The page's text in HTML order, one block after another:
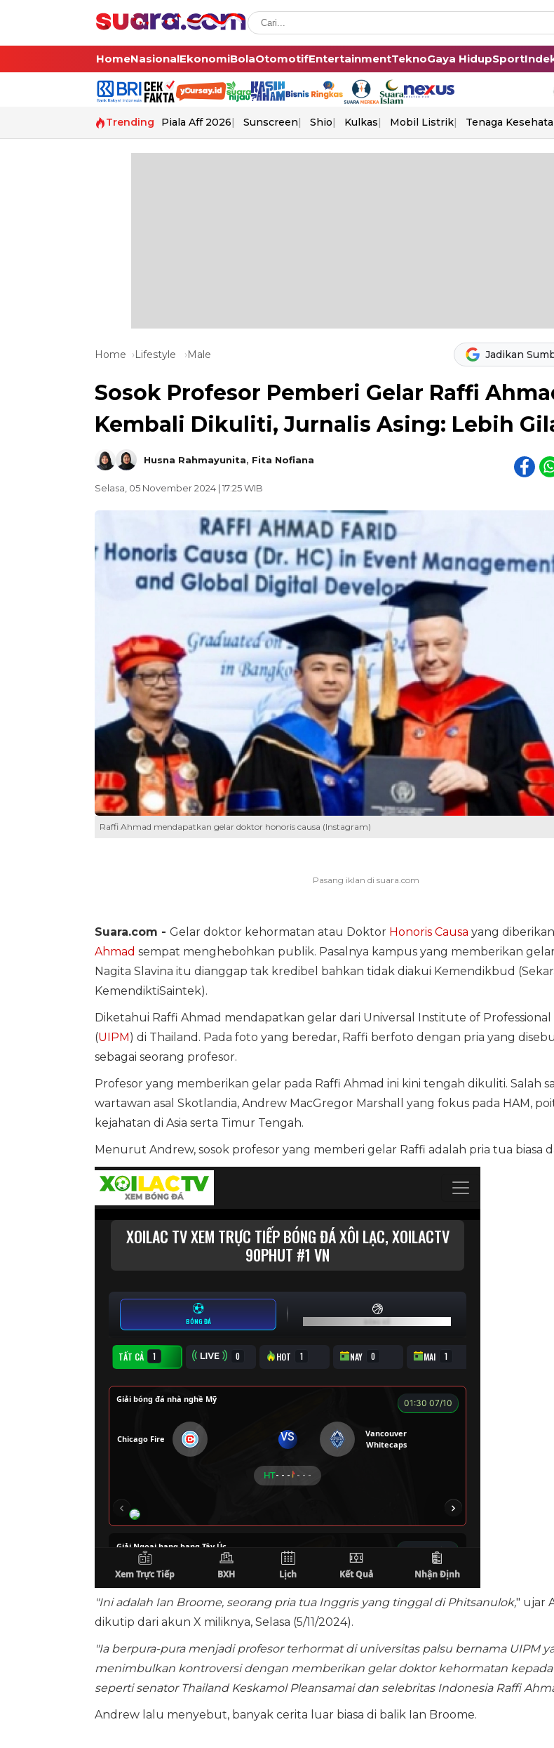
HomeNasionalEkonomiBolaOtomotifEntertainmentTeknoGaya HidupSport
Trending Piala Aff 2026 Sunscreen Shio Kulkas Mobil Listrik Tenaga
Home Lifestyle Male Jadikan
Sosok Profesor Pemberi Gelar Raffi
Kembali Dikuliti, Jurnalis Asing: Lebih
Husna Rahmayunita, Fita Nofiana
Selasa, 05 November 2024 | 17:25 WIB
Raffi Ahmad mendapatkan gelar doktor honoris causa (Instagram)
Suara.com - Gelar doktor kehormatan atau Doktor Honoris Causa yang
Ahmad sempat menghebohkan publik. Pasalnya kampus yang memberikan
Nagita Slavina itu dianggap tak kredibel bahkan tidak diakui Kemendikbud
KemendiktiSaintek).
Diketahui Raffi Ahmad mendapatkan gelar dari Universal Institute of
(UIPM) di Thailand. Pada foto yang beredar, Raffi berfoto dengan pria yang
sebagai seorang profesor.
Profesor yang memberikan gelar pada Raffi Ahmad ini kini tengah dikuliti. Salah
wartawan asal Skotlandia, Andrew MacGregor Marshall yang fokus pada HAM,
kejahatan di Asia serta Timur Tengah.
Menurut Andrew, sosok profesor yang memberi gelar Raffi adalah pria tua biasa
"Ini adalah Ian Broome, seorang pria tua Inggris yang tinggal di Phitsanulok," ujar
dikutip dari akun X miliknya, Selasa (5/11/2024).
"Ia berpura-pura menjadi profesor terhormat di universitas palsu bernama UIPM
menimbulkan kontroversi dengan memberikan gelar doktor kehormatan kepada
seperti senator Thailand Keskamol Pleansamai dan selebritas Indonesia Raffi
Andrew lalu menyebut, banyak cerita luar biasa di balik Ian Broome.